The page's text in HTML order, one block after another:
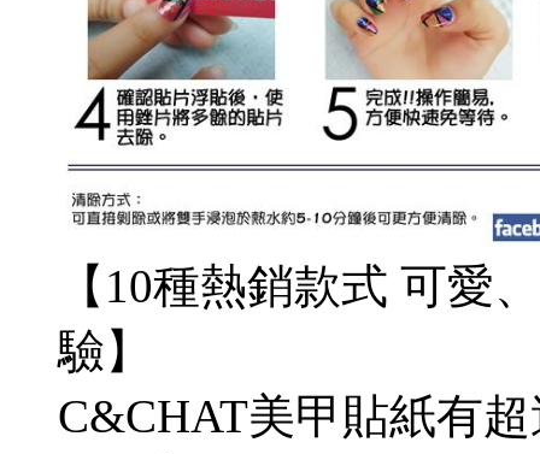
【10種熱銷款式 可愛
驗】
C&CHAT美甲貼紙有